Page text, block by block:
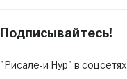
Подписывайтесь!
"Рисале-и Нур" в соцсетях